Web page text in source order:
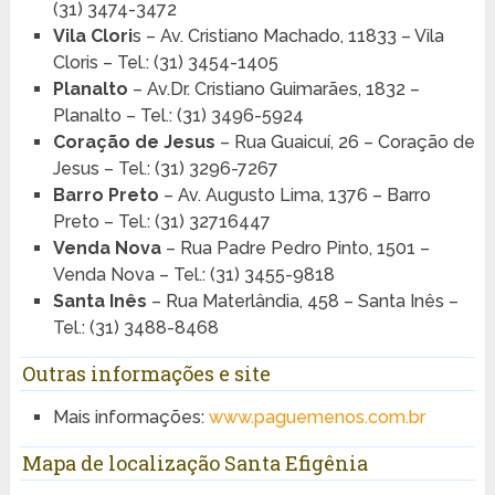
(31) 3474-3472
Vila Cloris – Av. Cristiano Machado, 11833 – Vila
Cloris – Tel.: (31) 3454-1405
Planalto – Av.Dr. Cristiano Guimarães, 1832 –
Planalto – Tel.: (31) 3496-5924
Coração de Jesus – Rua Guaicuí, 26 – Coração de
Jesus – Tel.: (31) 3296-7267
Barro Preto – Av. Augusto Lima, 1376 – Barro
Preto – Tel.: (31) 32716447
Venda Nova– Rua Padre Pedro Pinto, 1501 –
Venda Nova – Tel.: (31) 3455-9818
Santa Inês – Rua Materlândia, 458 – Santa Inês –
Tel.: (31) 3488-8468
Outras informações e site
Mais informações: www.paguemenos.com.br
Mapa de localização Santa Efigênia